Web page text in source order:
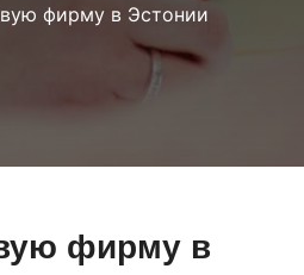
фирму в Эстонии
фирму в